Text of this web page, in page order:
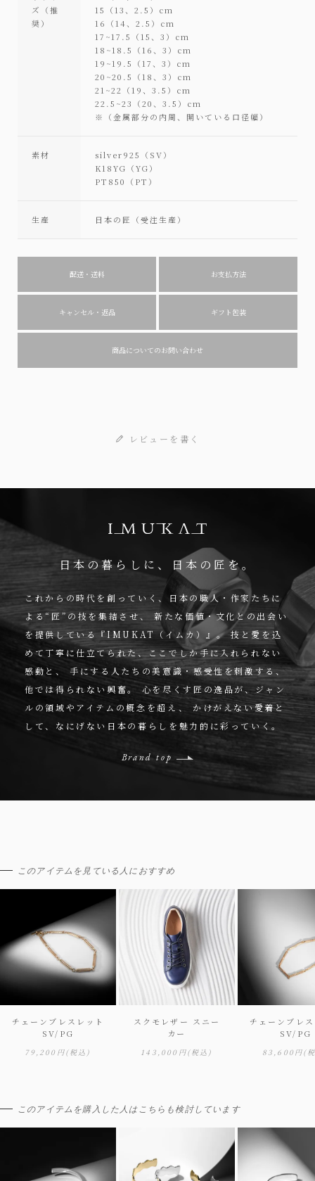
ズ（推
奨）
15（13、2.5）cm
16（14、2.5）cm
17~17.5（15、3）cm
18~18.5（16、3）cm
19~19.5（17、3）cm
20~20.5（18、3）cm
21~22（19、3.5）cm
22.5~23（20、3.5）cm
※（金属部分の内周、開いている口径幅）
素材
silver925（SV）
K18YG（YG）
PT850（PT）
生産 日本の匠（受注生産）
配送・送料 お支払方法
キャンセル・返品 ギフト包装
商品についてのお問い合わせ
レビューを書く
日本の暮らしに、日本の匠を。
これからの時代を創っていく、日本の職人・作家たちに
よる“匠”の技を集結させ、
新たな価値・文化との出会い
を提供している『IMUKAT（イムカ）』。技と愛を込
めて丁寧に仕立てられた、ここでしか手に入れられない
感動と、
手にする人たちの美意識・感受性を刺激する、
他では得られない興奮。 心を尽くす匠の逸品が、ジャン
ルの領域やアイテムの概念を超え、 かけがえない愛着と
して、なにげない日本の暮らしを魅力的に彩っていく。
Brand top
このアイテムを見ている人におすすめ
チェーンブレスレット
SV/PG
79,200円(税込)
スクモレザー スニー
カー
143,000円(税込)
チェーンブレ
SV/PG
83,600円(
このアイテムを購入した人はこちらも検討しています